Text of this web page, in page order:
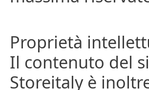
Proprietà
Il contenuto del
Storeitaly è